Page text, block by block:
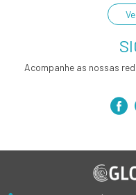
Acompanhe as nossas